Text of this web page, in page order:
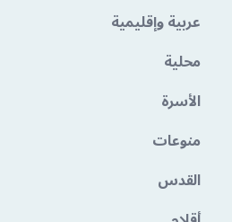
عربية وإقليمية
محلية
الأسرة
منوعات
القدس